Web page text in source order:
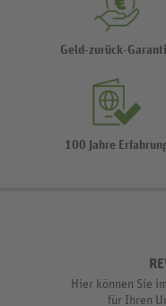
Geld-zurück-
100 Jahre
Hier können Sie
für Ihren